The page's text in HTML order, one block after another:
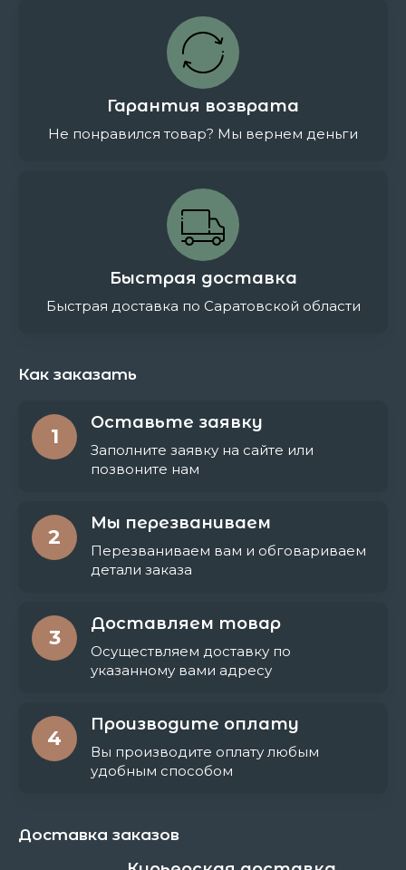
Гарантия возврата
Не понравился товар? Мы вернем деньги
Быстрая доставка
Быстрая доставка по Саратовской области
Как заказать
1
Оставьте заявку
Заполните заявку на сайте или
позвоните нам
2
Мы перезваниваем
Перезваниваем вам и обговариваем
детали заказа
3
Доставляем товар
Осуществляем доставку по
указанному вами адресу
4
Производите оплату
Вы производите оплату любым
удобным способом
Доставка заказов